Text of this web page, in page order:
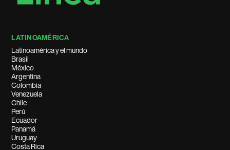
LATINOAMÉRICA
Latinoamérica y el mundo
Brasil
México
Argentina
Colombia
Venezuela
Chile
Perú
Ecuador
Panamá
Uruguay
Costa Rica